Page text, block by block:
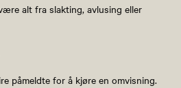
alt fra slakting, avlusing eller
påmeldte for å kjøre en omvisning.